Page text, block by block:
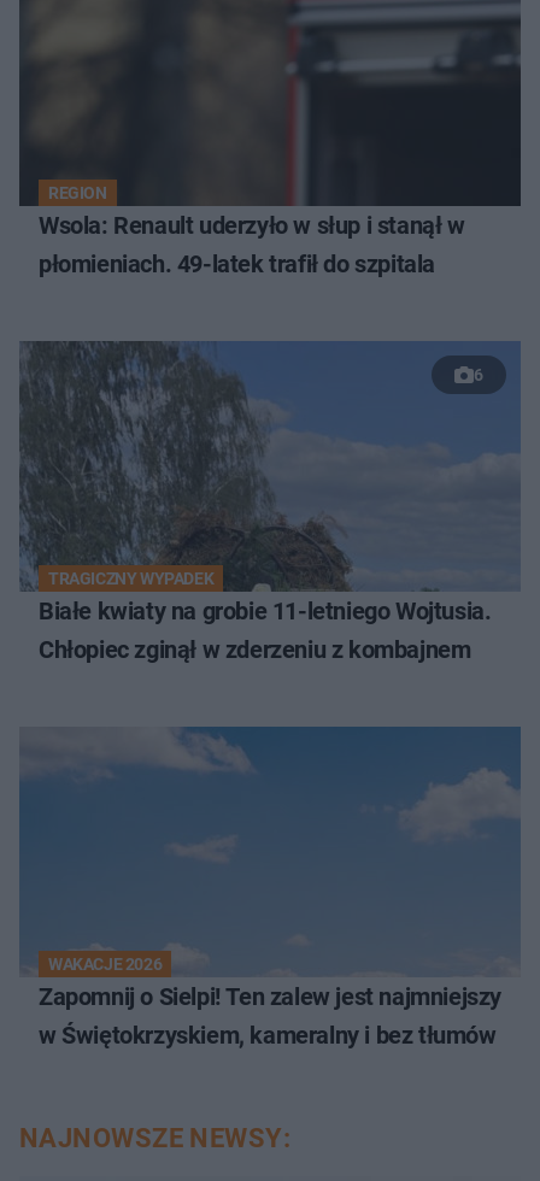
REGION
Wsola: Renault uderzyło w słup i stanął w
płomieniach. 49-latek trafił do szpitala
6
TRAGICZNY WYPADEK
Białe kwiaty na grobie 11-letniego Wojtusia.
Chłopiec zginął w zderzeniu z kombajnem
WAKACJE 2026
Zapomnij o Sielpi! Ten zalew jest najmniejszy
w Świętokrzyskiem, kameralny i bez tłumów
NAJNOWSZE NEWSY: